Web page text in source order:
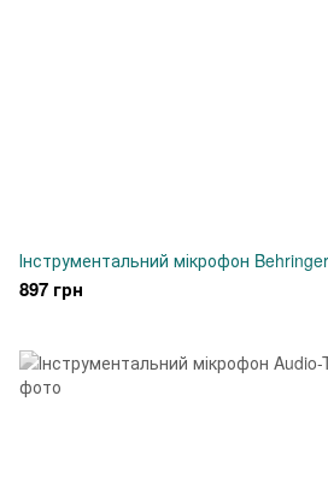
Інструментальний мікрофон
897 грн